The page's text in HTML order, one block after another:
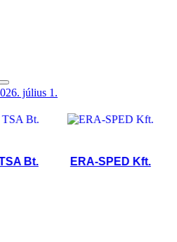
Bt. ERA-SPED Kft.